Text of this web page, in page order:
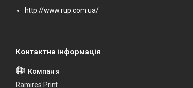
http://www.rup.com.ua/
Ramires Print